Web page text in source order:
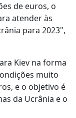
de euros, o
atender às
para 2023",
Kiev na forma
muito
e o objetivo é
da Ucrânia e o